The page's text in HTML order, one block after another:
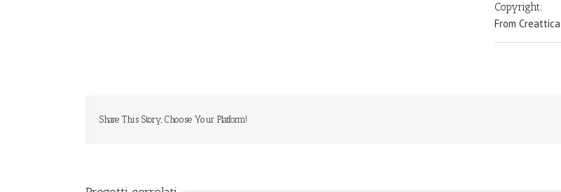
Copyright:
From Creattica
Share This Story, Choose Your Platform!